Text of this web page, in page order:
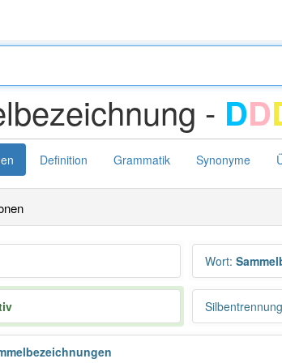
- DD
Definition Grammatik Synonyme
Wort:
Silbentrennung